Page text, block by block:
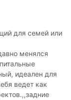
для семей или
менялся
идеален для
ведет как